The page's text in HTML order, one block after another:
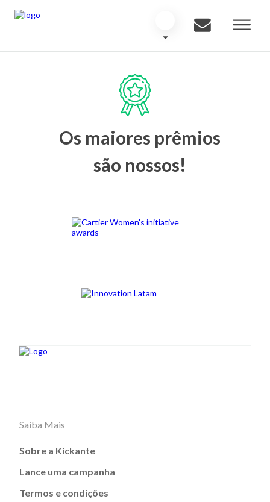
Os maiores prêmios
são nossos!
Saiba Mais
Sobre a Kickante
Lance uma campanha
Termos e condições